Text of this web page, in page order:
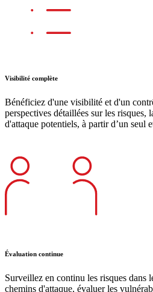
Visibilité complète
Bénéficiez d'une visibilité et d'un
perspectives détaillées sur les risques,
d'attaque potentiels, à partir d’un seul
Évaluation continue
Surveillez en continu les risques dans
chemins d'attaque, évaluer les